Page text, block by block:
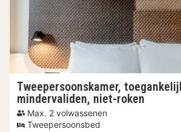
Tweepersoonskamer,
mindervaliden, niet-roken
Max. 2 volwassenen
Tweepersoonsbed